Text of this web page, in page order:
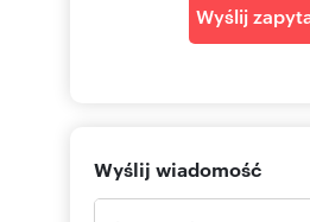
Wyślij
Wyślij wiadomość